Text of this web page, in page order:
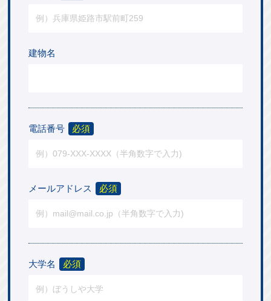
建物名
電話番号 必須
メールアドレス 必須
大学名 必須